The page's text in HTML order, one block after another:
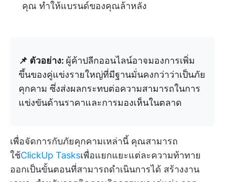
คุณ ทำให้แบรนด์ของคุณล้าหลัง
📌 ตัวอย่าง: ผู้ค้าปลีกออนไลน์อาจมองการเพิ่ม
ขึ้นของคู่แข่งรายใหญ่ที่มีฐานมั่นคงกว่าว่าเป็นภัย
คุกคาม ซึ่งส่งผลกระทบต่อความสามารถในการ
แข่งขันด้านราคาและการมองเห็นในตลาด
เพื่อจัดการกับภัยคุกคามเหล่านี้ คุณสามารถ
ใช้ClickUp Tasksเพื่อแยกแยะแต่ละความท้าทาย
ออกเป็นขั้นตอนที่สามารถดำเนินการได้ สร้างงาน